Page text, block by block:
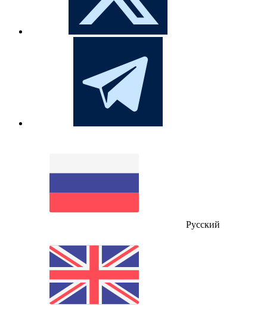
Русский